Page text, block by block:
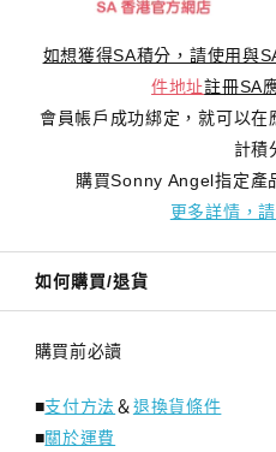
如想獲得SA積分，請使用與
件地址註冊SA
會員帳戶成功綁定，就可以在
計積
購買Sonny Angel指定產
更多詳情，
如何購買/退貨
購買前必讀
■支付方法＆退換貨條件
■關於運費